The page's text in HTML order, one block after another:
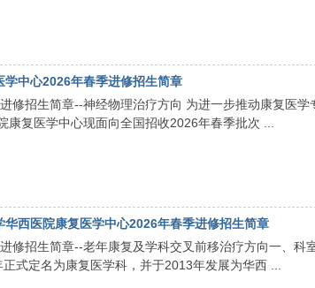
中心2026年春季进修招生简章
修招生简章--神经物理治疗方向 为进一步推动康复医
复医学中心现面向全国招收2026年春季批次 ...
西医院康复医学中心2026年春季进修招生简章
修招生简章--老年康复及学科交叉前移治疗方向一、科
式定名为康复医学科，并于2013年发展为华西 ...